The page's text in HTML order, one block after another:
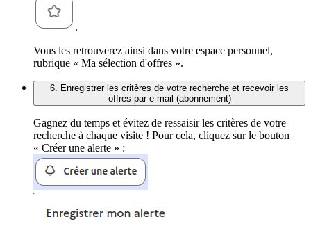
.
Vous les retrouverez ainsi dans votre espace personnel,
rubrique « Ma sélection d'offres ».
6. Enregistrer les critères de votre recherche et recevoir les
offres par e-mail (abonnement)
Gagnez du temps et évitez de ressaisir les critères de votre
recherche à chaque visite ! Pour cela, cliquez sur le bouton
« Créer une alerte » :